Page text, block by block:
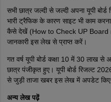
सभी छात्र जल्दी से जल्दी अपना यूपी
भारी ट्रैफिक के कारण साइट भी काम
कैसे देखें (How to Check UP
जानकारी इस लेख से प्राप्त करें।
गत वर्ष यूपी बोर्ड कक्षा 10 में 30 लाख
छात्र पंजीकृत हुए। यूपी बोर्ड रिजल्ट
से जुड़ी ताजा खबर इस लेख में अपडेट किए
अन्य लेख पढ़ें